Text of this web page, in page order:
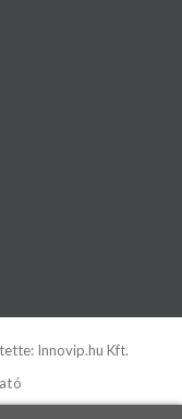
Innovip.hu Kft.